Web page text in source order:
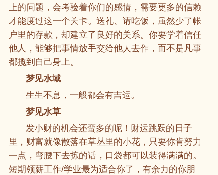
上的问题，会考验着你们的感情，需要更多的信赖
才能度过这一个关卡。送礼、请吃饭，虽然少了帐
户里的存款，却建立了良好的关系。你要学着信任
他人，能够把事情放手交给他人去作，而不是凡事
都揽到自己身上。
梦见水域
生生不息，一般都会有吉运。
梦见水草
发小财的机会还蛮多的呢！财运跳跃的日子
里，财富就像散落在草丛里的小花，只要你肯努力
一点，弯腰下去拣的话，口袋都可以装得满满的。
短期领薪工作/学业最为适合你了，有余力的你朋